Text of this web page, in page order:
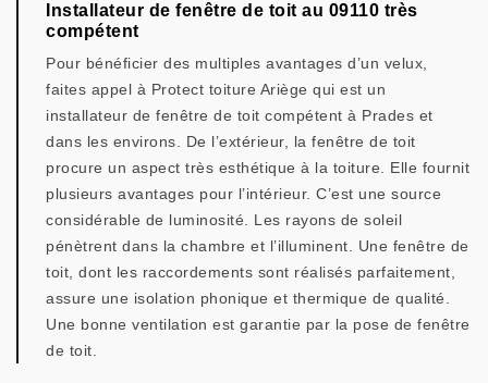
Installateur de fenêtre de toit au 09110 très
compétent
Pour bénéficier des multiples avantages d’un velux,
faites appel à Protect toiture Ariège qui est un
installateur de fenêtre de toit compétent à Prades et
dans les environs. De l’extérieur, la fenêtre de toit
procure un aspect très esthétique à la toiture. Elle fournit
plusieurs avantages pour l’intérieur. C’est une source
considérable de luminosité. Les rayons de soleil
pénètrent dans la chambre et l’illuminent. Une fenêtre de
toit, dont les raccordements sont réalisés parfaitement,
assure une isolation phonique et thermique de qualité.
Une bonne ventilation est garantie par la pose de fenêtre
de toit.